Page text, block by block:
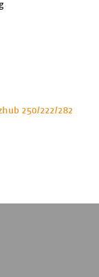
250/222/282